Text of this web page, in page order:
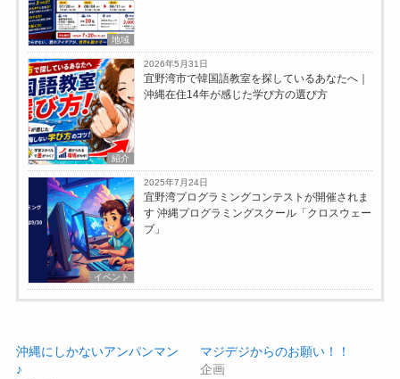
地域
紹介
2026年5月31日
宜野湾市で韓国語教室を探しているあなたへ｜
沖縄在住14年が感じた学び方の選び方
イベント
2025年7月24日
宜野湾プログラミングコンテストが開催されま
す 沖縄プログラミングスクール「クロスウェー
ブ」
沖縄にしかないアンパンマン
♪
マジデジからのお願い！！
企画